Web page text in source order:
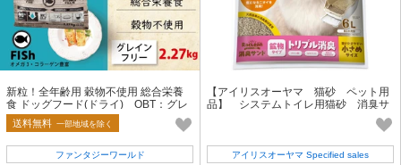
新粒！全年齢用 穀物不使用 総合栄養
食 ドッグフード(ドライ) OBT：グレ
インフリーフィッシュ 2.27kg
送料無料 一部地域を除く
ファンタジーワールド
【アイリスオーヤマ 猫砂 ペット用
品】 システムトイレ用猫砂 消臭サ
アイリスオーヤマ Specified sales